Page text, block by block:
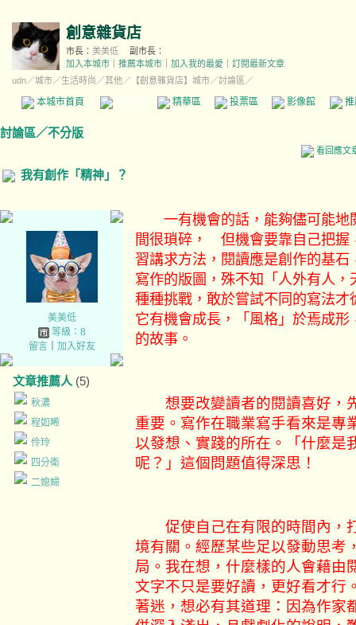
創意雜貨店
市長： 美美低
副市長：
加入本城市
推薦本城市 加入我的最愛
訂閱最新文章
udn／城市／生活時尚 ／其他 ／ 【創意雜貨店】城市／討論區／
本城市首頁 精華區 投票區 影像館
討論區／不分版
看回應文
我有創作「精神」？
美美低
等級：8
留言｜ 加入好友
文章推薦人 (5)
秋濃
程如晞
伶玲
四分衛
二媳婦
一有機會的話，能夠儘可能地
間很瑣碎， 但機會要靠自己把握
習講求方法，閱讀應是創作的基
寫作的版圖，殊不知「人外有人
種種挑戰，敢於嘗試不同的寫法
它有機會成長，「風格」於焉成
的故事。
想要改變讀者的閱讀喜好，
重要。寫作在職業寫手看來是專
以發想、實踐的所在。「什麼是
呢？」這個問題值得深思！
促使自己在有限的時間內，
境有關。經歷某些足以發動思考
局。我在想，什麼樣的人會藉由
文字不只是要好讀，更好看才行
著迷，想必有其道理：因為作家